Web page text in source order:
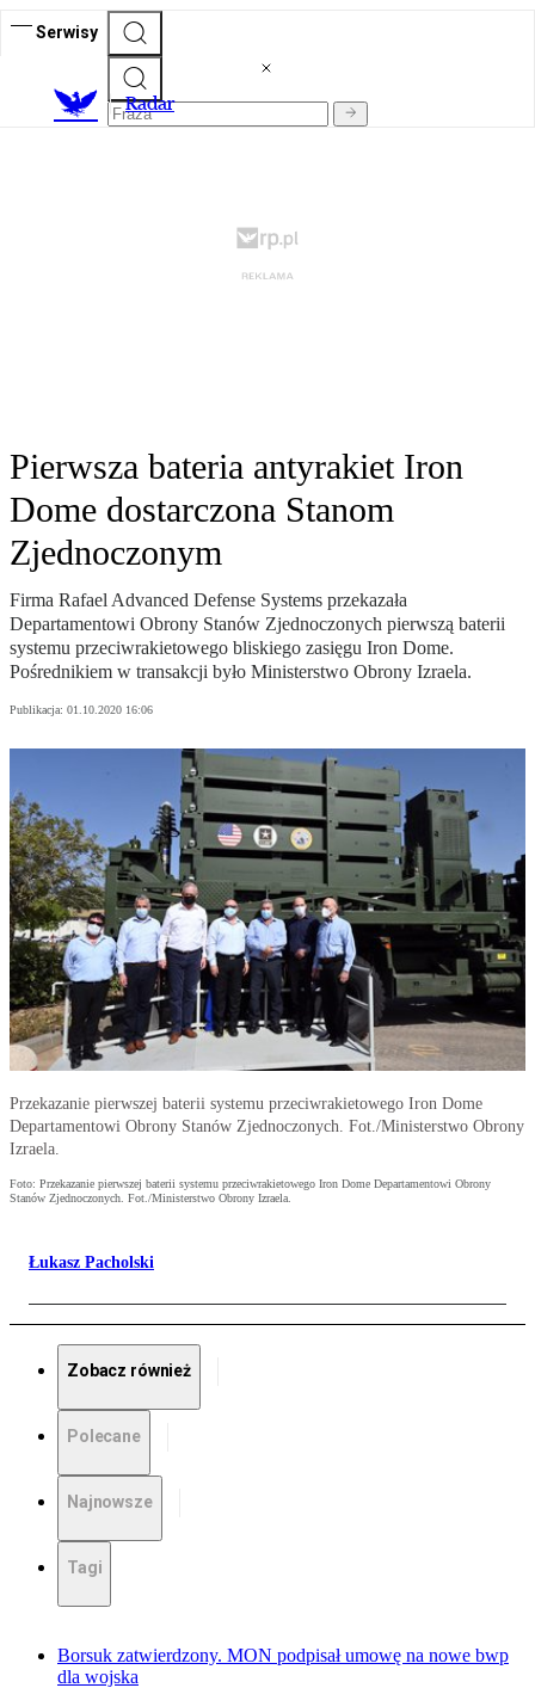
Serwisy
Radar
Pierwsza bateria antyrakiet Iron
Dome dostarczona Stanom
Zjednoczonym
Firma Rafael Advanced Defense Systems przekazała
Departamentowi Obrony Stanów Zjednoczonych pierwszą baterii
systemu przeciwrakietowego bliskiego zasięgu Iron Dome.
Pośrednikiem w transakcji było Ministerstwo Obrony Izraela.
Publikacja: 01.10.2020 16:06
Przekazanie pierwszej baterii systemu przeciwrakietowego Iron Dome
Departamentowi Obrony Stanów Zjednoczonych. Fot./Ministerstwo Obrony
Izraela.
Foto: Przekazanie pierwszej baterii systemu przeciwrakietowego Iron Dome Departamentowi Obrony
Stanów Zjednoczonych. Fot./Ministerstwo Obrony Izraela.
Łukasz Pacholski
Zobacz również
Polecane
Najnowsze
Tagi
Borsuk zatwierdzony. MON podpisał umowę na nowe bwp
dla wojska